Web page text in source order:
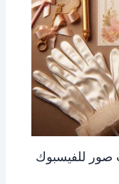
صور للفيسبوك